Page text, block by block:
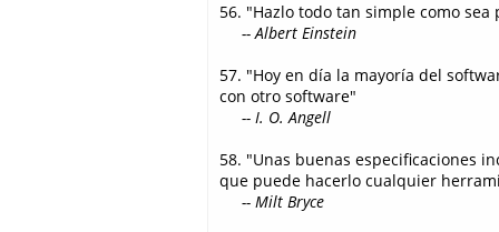
56. "Hazlo todo tan simple como
-- Albert Einstein
57. "Hoy en día la mayoría del
con otro software"
-- I. O. Angell
58. "Unas buenas especificaciones
que puede hacerlo cualquier
-- Milt Bryce